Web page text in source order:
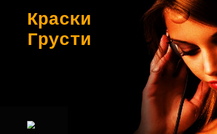
Краски
Грусти